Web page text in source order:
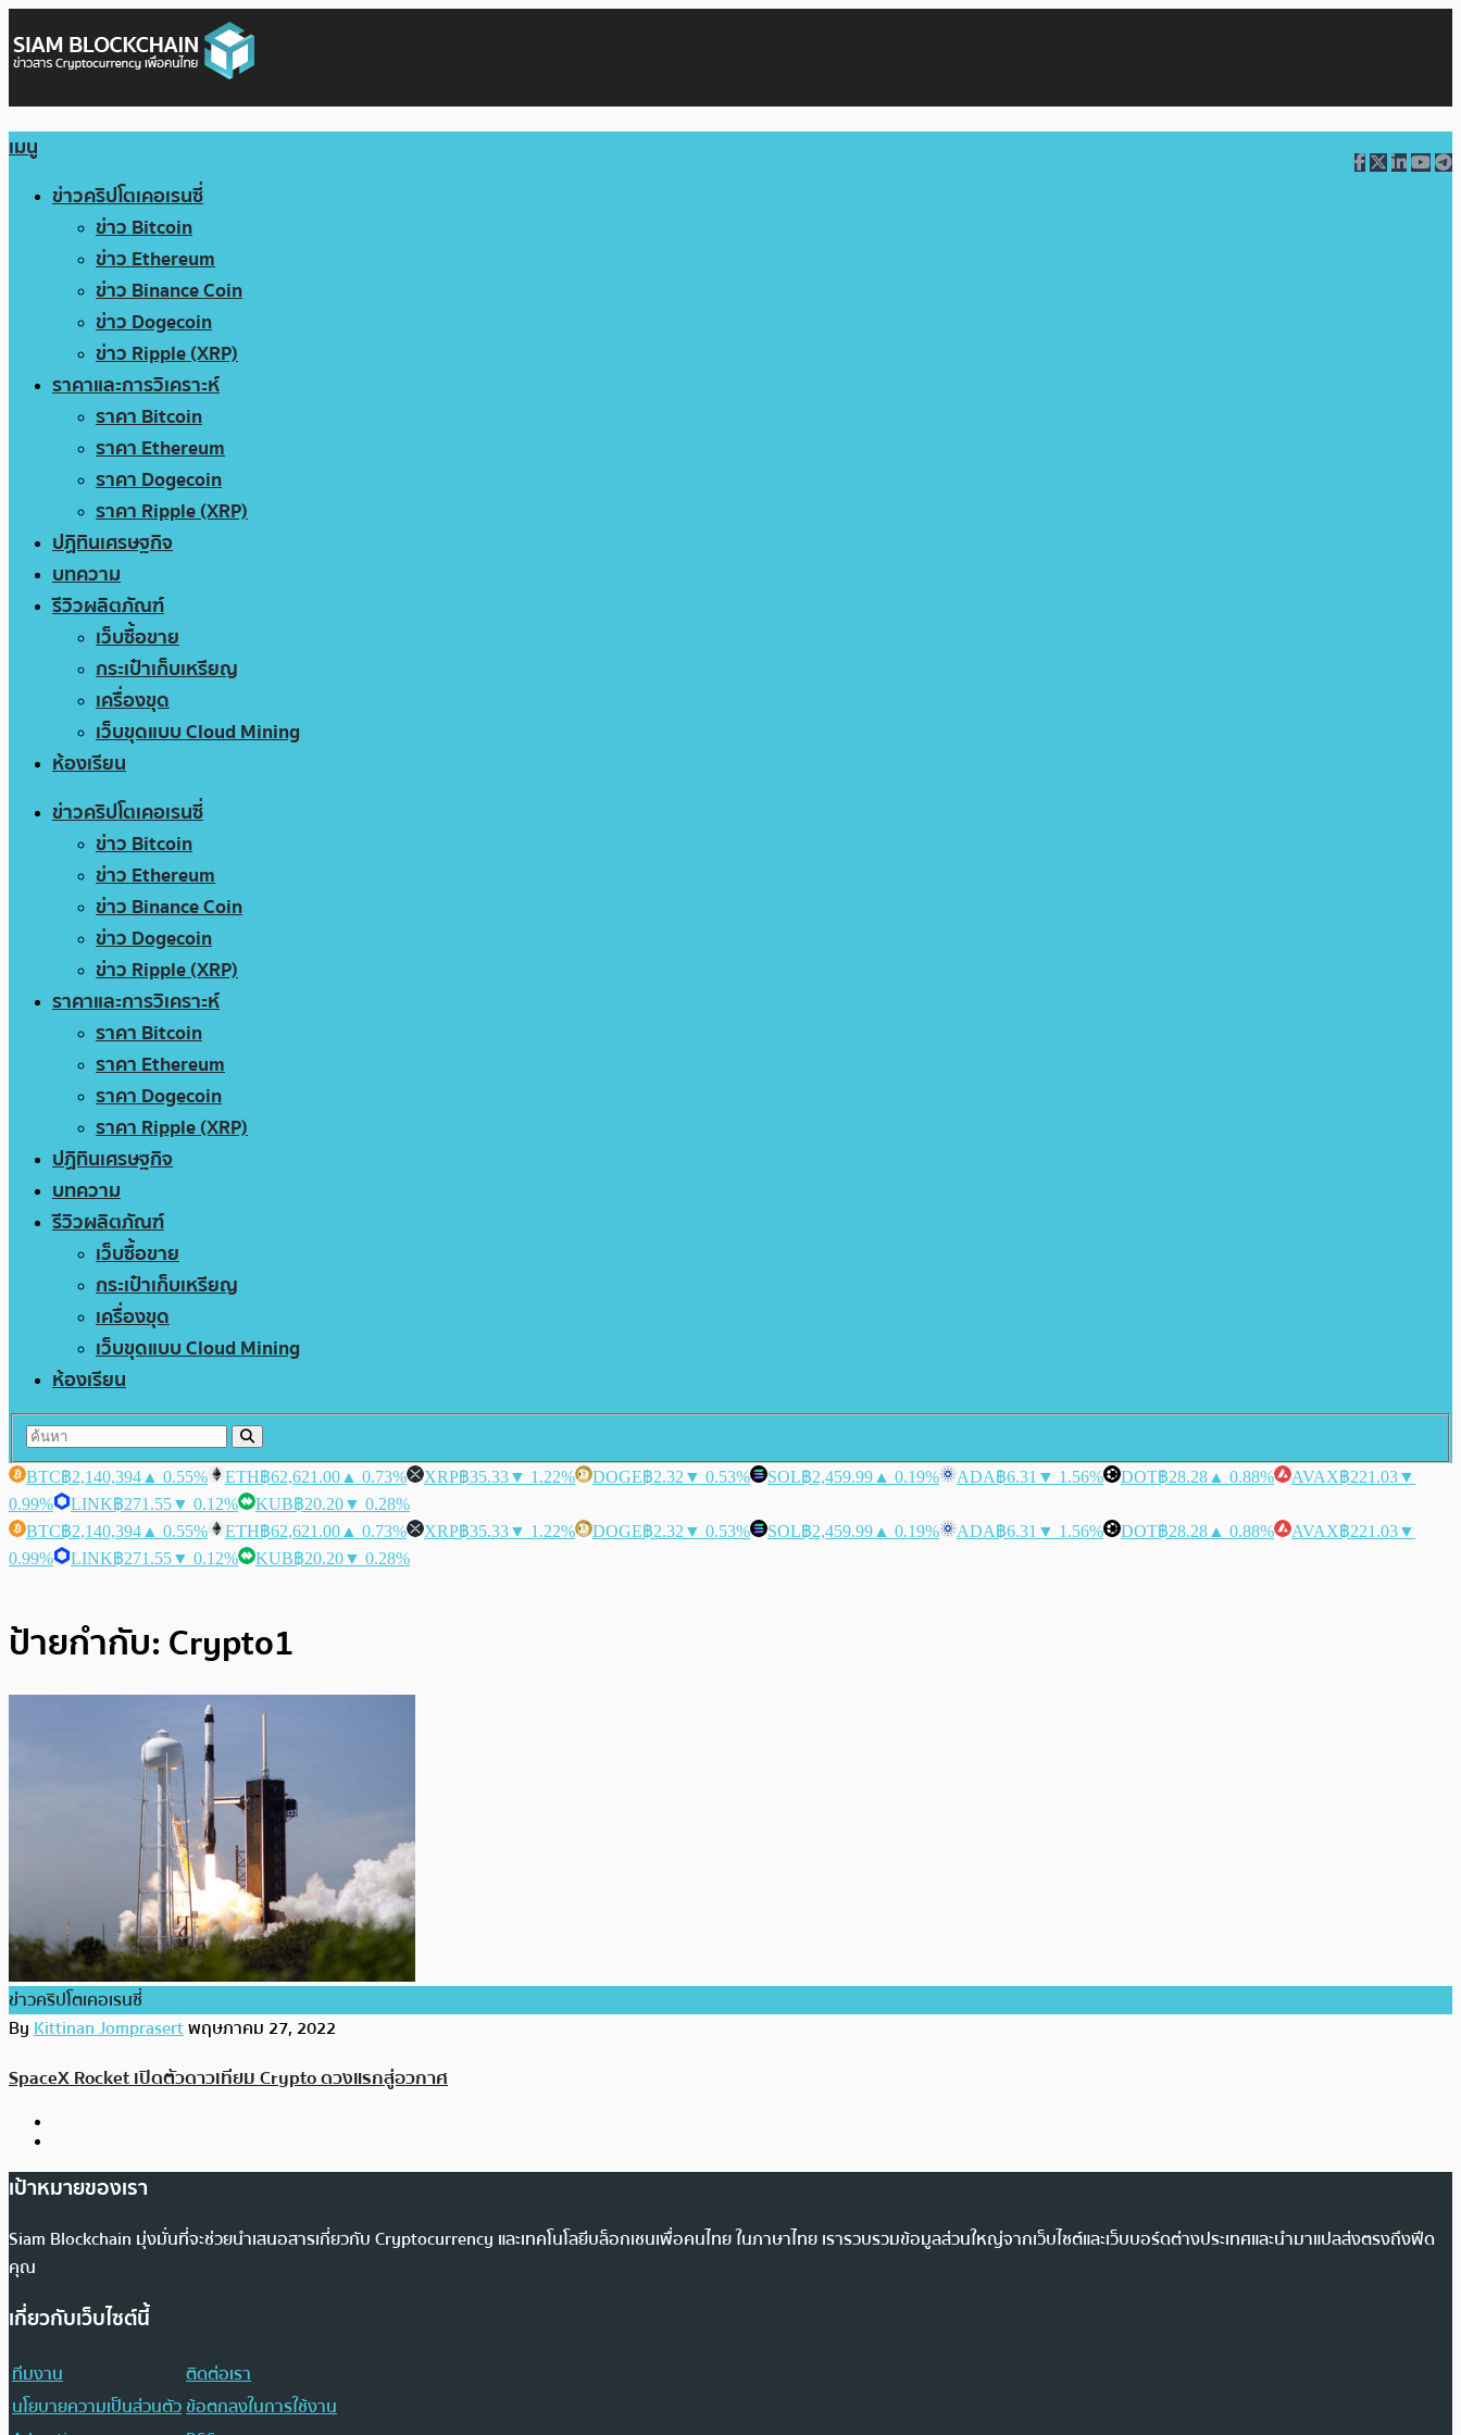
เมนู
ข่าวคริปโตเคอเรนซี่
ข่าว Bitcoin
ข่าว Ethereum
ข่าว Binance Coin
ข่าว Dogecoin
ข่าว Ripple (XRP)
ราคาและการวิเคราะห์
ราคา Bitcoin
ราคา Ethereum
ราคา Dogecoin
ราคา Ripple (XRP)
ปฏิทินเศรษฐกิจ
บทความ
รีวิวผลิตภัณฑ์
เว็บซื้อขาย
กระเป๋าเก็บเหรียญ
เครื่องขุด
เว็บขุดแบบ Cloud Mining
ห้องเรียน
ข่าวคริปโตเคอเรนซี่
ข่าว Bitcoin
ข่าว Ethereum
ข่าว Binance Coin
ข่าว Dogecoin
ข่าว Ripple (XRP)
ราคาและการวิเคราะห์
ราคา Bitcoin
ราคา Ethereum
ราคา Dogecoin
ราคา Ripple (XRP)
ปฏิทินเศรษฐกิจ
บทความ
รีวิวผลิตภัณฑ์
เว็บซื้อขาย
กระเป๋าเก็บเหรียญ
เครื่องขุด
เว็บขุดแบบ Cloud Mining
ห้องเรียน
BTC฿2,140,394 ▲ 0.55% ETH฿62,621.00 ▲ 0.73% XRP฿35.33▼ 1.22% DOGE฿2.32 ▼ 0.53% SOL฿2,459.99 ▲ 0.19% ADA฿6.31 ▼ 1.56% DOT฿28.28 ▲ 0.88% AVAX฿221.03▼
0.99%
LINK฿271.55▼ 0.12% KUB฿20.20▼ 0.28%
BTC฿2,140,394 ▲ 0.55% ETH฿62,621.00 ▲ 0.73% XRP฿35.33▼ 1.22% DOGE฿2.32 ▼ 0.53% SOL฿2,459.99 ▲ 0.19% ADA฿6.31 ▼ 1.56% DOT฿28.28 ▲ 0.88% AVAX฿221.03▼
0.99%
LINK฿271.55▼ 0.12% KUB฿20.20▼ 0.28%
ป้ายกำกับ: Crypto1
ข่าวคริปโตเคอเรนซี่
ByKittinan Jomprasertพฤษภาคม 27, 2022
SpaceX Rocket เปิดตัวดาวเทียม Crypto ดวงแรกสู่อวกาศ
เป้าหมายของเรา
Siam Blockchain มุ่งมั่นที่จะช่วยนำเสนอสารเกี่ยวกับ Cryptocurrency และเทคโนโลยีบล็อกเชนเพื่อคนไทย ในภาษาไทย เรารวบรวมข้อมูลส่วนใหญ่จากเว็บไซต์และเว็บบอร์ดต่างประเทศและนำมาแปลส่งตรงถึงฟีด
คุณ
เกี่ยวกับเว็บไซต์นี้
ทีมงาน
ติดต่อเรา
นโยบายความเป็นส่วนตัวข้อตกลงในการใช้งาน